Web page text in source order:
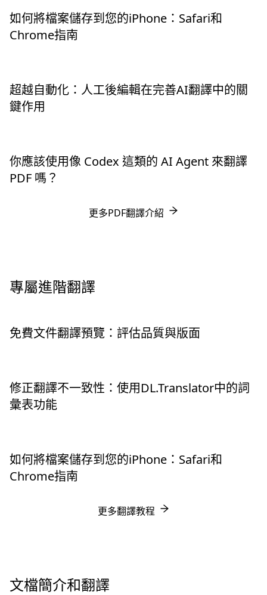
如何將檔案儲存到您的iPhone：Safari和
Chrome指南
超越自動化：人工後編輯在完善AI翻譯中的關
鍵作用
你應該使用像 Codex 這類的 AI Agent 來翻譯
PDF 嗎？
更多PDF翻譯介紹
專屬進階翻譯
免費文件翻譯預覽：評估品質與版面
修正翻譯不一致性：使用DL.Translator中的詞
彙表功能
如何將檔案儲存到您的iPhone：Safari和
Chrome指南
更多翻譯教程
文檔簡介和翻譯